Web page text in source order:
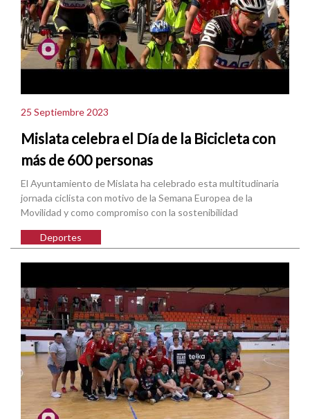
25 Septiembre 2023
Mislata celebra el Día de la Bicicleta con
más de 600 personas
El Ayuntamiento de Mislata ha celebrado esta multitudinaria
jornada ciclista con motivo de la Semana Europea de la
Movilidad y como compromiso con la sostenibilidad
Deportes